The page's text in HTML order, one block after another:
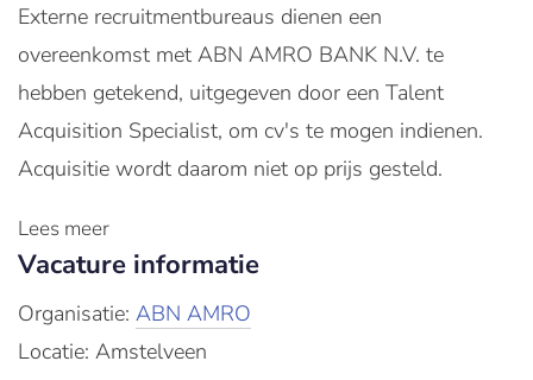
Externe recruitmentbureaus dienen een
overeenkomst met ABN AMRO BANK N.V. te
hebben getekend, uitgegeven door een Talent
Acquisition Specialist, om cv's te mogen indienen.
Acquisitie wordt daarom niet op prijs gesteld.
Lees meer
Vacature informatie
Organisatie: ABN AMRO
Locatie: Amstelveen